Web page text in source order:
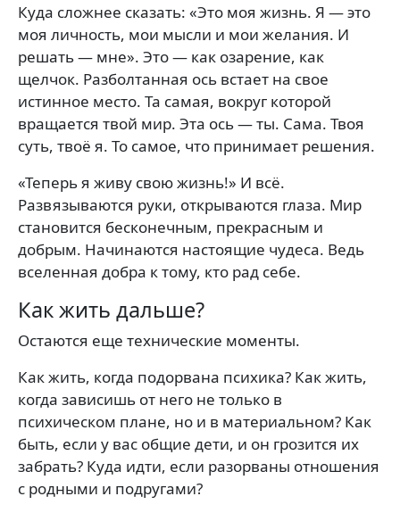
Куда сложнее сказать: «Это моя жизнь. Я — это
моя личность, мои мысли и мои желания. И
решать — мне». Это — как озарение, как
щелчок. Разболтанная ось встает на свое
истинное место. Та самая, вокруг которой
вращается твой мир. Эта ось — ты. Сама. Твоя
суть, твоё я. То самое, что принимает решения.
«Теперь я живу свою жизнь!» И всё.
Развязываются руки, открываются глаза. Мир
становится бесконечным, прекрасным и
добрым. Начинаются настоящие чудеса. Ведь
вселенная добра к тому, кто рад себе.
Как жить дальше?
Остаются еще технические моменты.
Как жить, когда подорвана психика? Как жить,
когда зависишь от него не только в
психическом плане, но и в материальном? Как
быть, если у вас общие дети, и он грозится их
забрать? Куда идти, если разорваны отношения
с родными и подругами?